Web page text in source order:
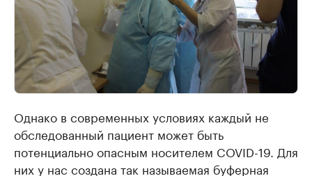
Однако в современных условиях каждый не
обследованный пациент может быть
потенциально опасным носителем COVID-19. Для
них у нас создана так называемая буферная